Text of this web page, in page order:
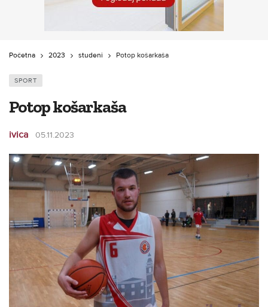
Početna 2023 studeni Potop košarkaša
SPORT
Potop košarkaša
ivica 05.11.2023